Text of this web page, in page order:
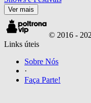
Ver mais
© 2016 -
Links úteis
Sobre Nós
·
Faça Parte!